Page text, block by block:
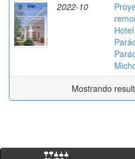
2022-10
Mostrando